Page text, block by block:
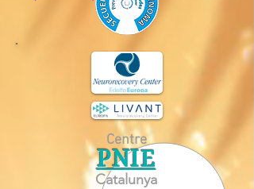
Centre
PNIE
Catalunya